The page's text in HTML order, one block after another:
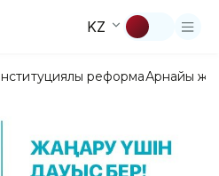
KZ
реформаАрнайы